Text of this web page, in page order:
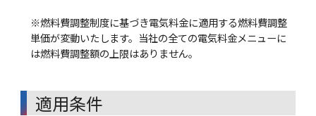
※燃料費調整制度に基づき電気料金に適用する燃料費調整
単価が変動いたします。当社の全ての電気料金メニューに
は燃料費調整額の上限はありません。
適用条件